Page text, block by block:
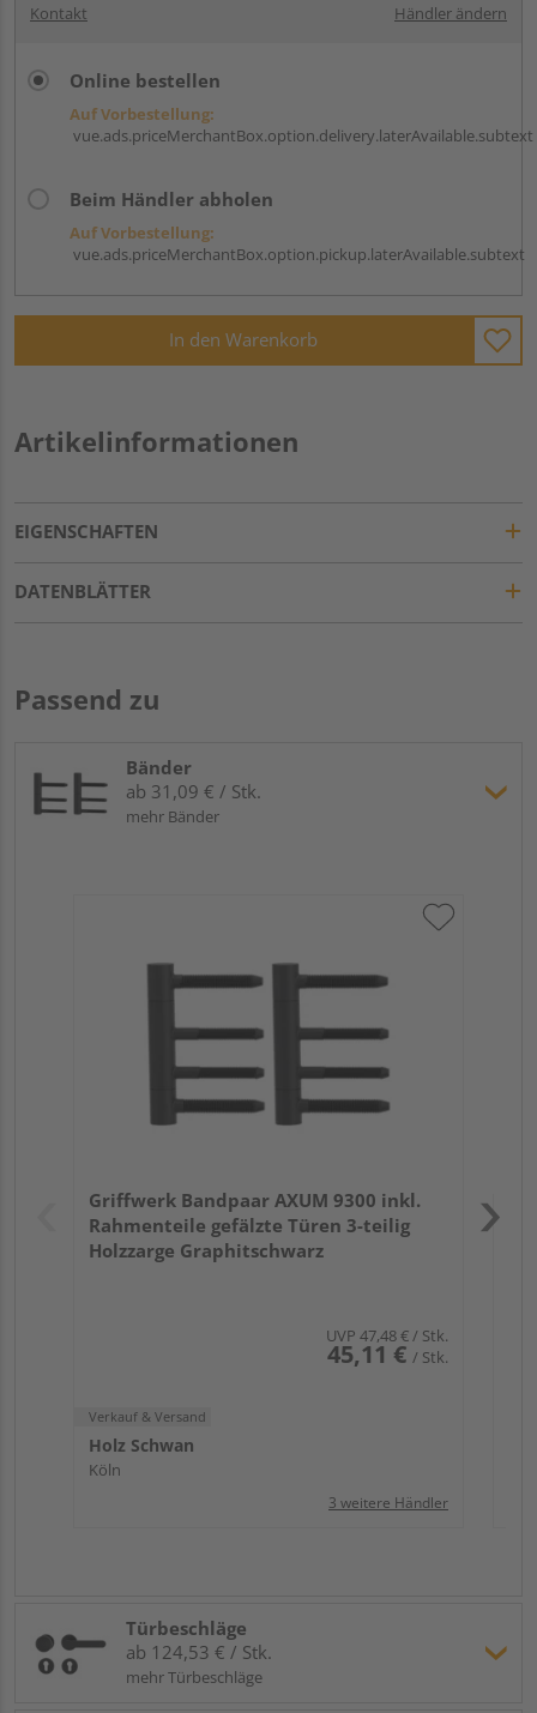
Kontakt Händler ändern
Online bestellen
Auf Vorbestellung:
vue.ads.priceMerchantBox.option.delivery.laterAvailable.subtext
Beim Händler abholen
Auf Vorbestellung:
vue.ads.priceMerchantBox.option.pickup.laterAvailable.subtext
In den Warenkorb
Artikelinformationen
EIGENSCHAFTEN
DATENBLÄTTER
Passend zu
Bänder
ab 31,09 € / Stk.
mehr Bänder
Griffwerk Bandpaar AXUM 9300 inkl.
Rahmenteile gefälzte Türen 3-teilig
Holzzarge Graphitschwarz
UVP 47,48 €/ Stk.
45,11 € / Stk.
Verkauf & Versand
Holz Schwan
Köln
3 weitere Händler
Türbeschläge
ab 124,53 € / Stk.
mehr Türbeschläge